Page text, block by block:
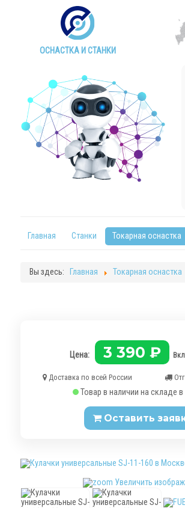
ОСНАСТКА И СТАНКИ
Главная Станки Токарная оснастка
Вы здесь: Главная Токарная оснастка
Цена: 3 390 ₽
Доставка по всей России
Товар в наличии на складе
Оставить
Увеличить